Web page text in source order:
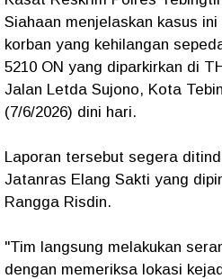
Siahaan menjelaskan kasus
korban yang kehilangan
5210 ON yang diparkirkan di
Jalan Letda Sujono, Kota
(7/6/2026) dini hari.
Laporan tersebut segera
Jatanras Elang Sakti yang
Rangga Risdin.
"Tim langsung melakukan
dengan memeriksa lokasi